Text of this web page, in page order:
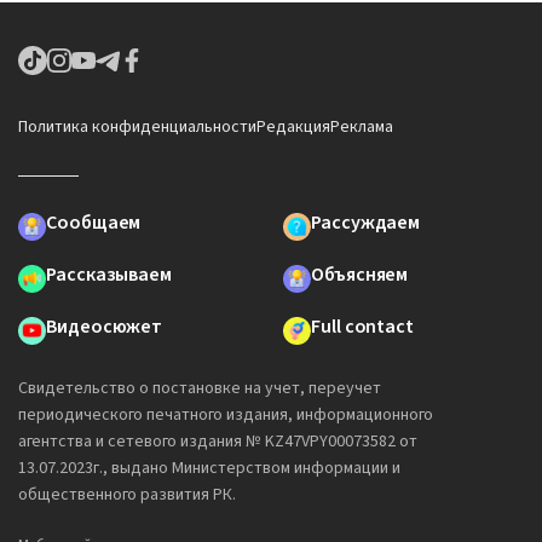
Политика конфиденциальностиРедакцияРеклама
Сообщаем
Рассуждаем
Рассказываем
Объясняем
Видеосюжет
Full contact
Свидетельство о постановке на учет, переучет
периодического печатного издания, информационного
агентства и сетевого издания № KZ47VPY00073582 от
13.07.2023г., выдано Министерством информации и
общественного развития РК.